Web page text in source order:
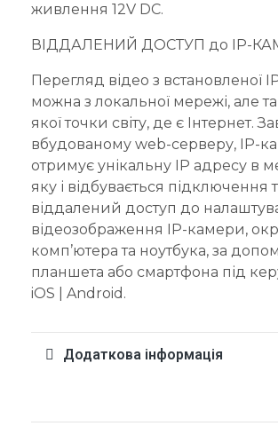
живлення 12V DC.
ВІДДАЛЕНИЙ ДОСТУП до IP-
Перегляд відео з встановленої
можна з локальної мережі, але
якої точки світу, де є Інтернет.
вбудованому web-серверу, IP-
отримує унікальну IP адресу в
яку і відбувається підключення
віддалений доступ до
відеозображення IP-камери,
комп’ютера та ноутбука, за
планшета або смартфона під
iOS | Android.
Додаткова інформація